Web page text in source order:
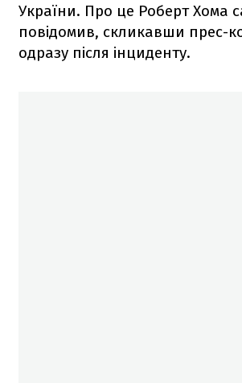
України. Про це Роберт Хома
повідомив, скликавши прес-
одразу після інциденту.